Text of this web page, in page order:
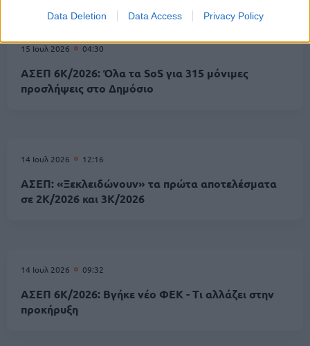
Data Deletion Data Access Privacy Policy
15 Ιουλ 2026 04:30
ΑΣΕΠ 6Κ/2026: Όλα τα SoS για 315 μόνιμες
προσλήψεις στο Δημόσιο
14 Ιουλ 2026 12:16
ΑΣΕΠ: «Ξεκλειδώνουν» τα πρώτα αποτελέσματα
σε 2Κ/2026 και 3Κ/2026
14 Ιουλ 2026 09:32
ΑΣΕΠ 6Κ/2026: Βγήκε νέο ΦΕΚ - Τι αλλάζει στην
προκήρυξη